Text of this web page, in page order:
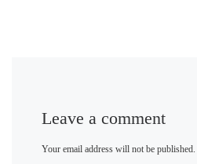
Leave a comment
Your email address will not be published.